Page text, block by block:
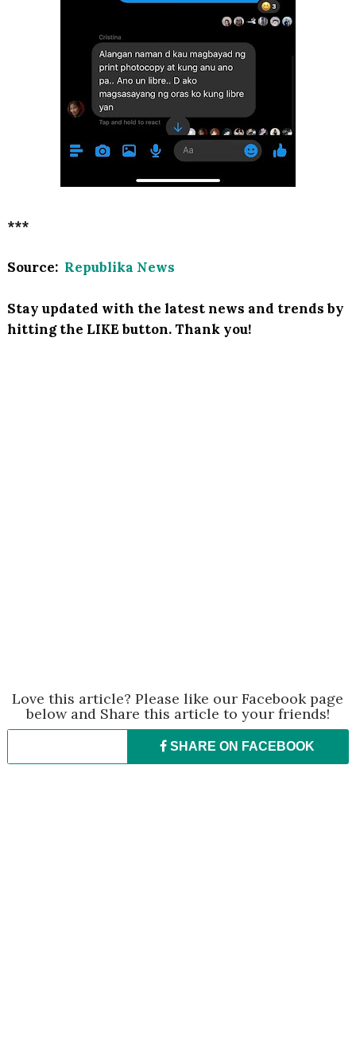
***
Source: Republika News
Stay updated with the latest news and trends by
hitting the LIKE button. Thank you!
Love this article? Please like our Facebook page
below and Share this article to your friends!
SHARE ON FACEBOOK